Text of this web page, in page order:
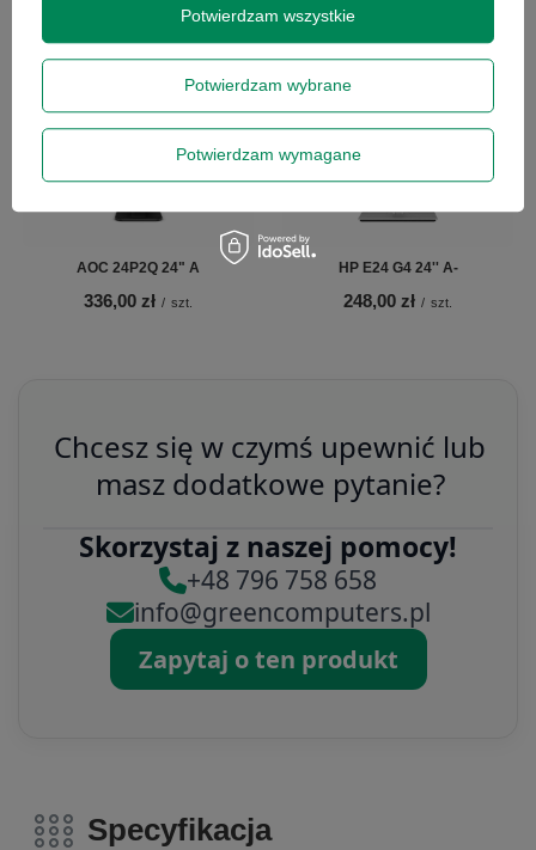
AOC 24P2Q 24" A
336,00 zł / szt.
HP E24 G4 24'' A-
248,00 zł / szt.
Chcesz się w czymś upewnić lub
masz dodatkowe pytanie?
Skorzystaj z naszej pomocy!
+48 796 758 658
info@greencomputers.pl
Zapytaj o ten produkt
Specyfikacja
Potwierdzam wybrane
Potwierdzam wymagane
Potwierdzam wszystkie